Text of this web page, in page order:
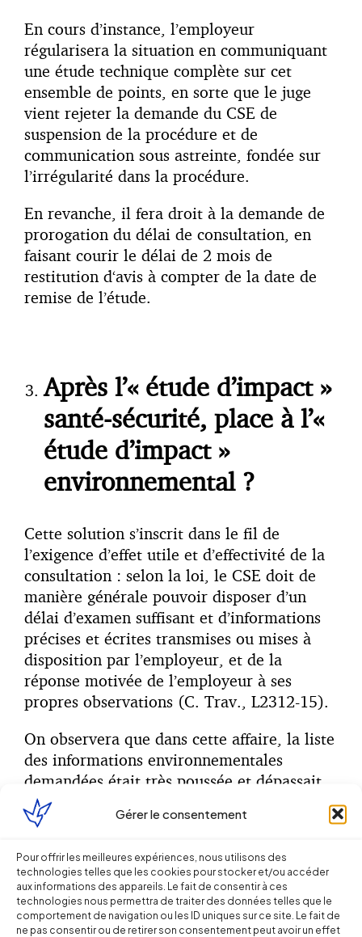
Gérer le consentement
Pour offrir les meilleures expériences, nous utilisons des
technologies telles que les cookies pour stocker et/ou accéder
aux informations des appareils. Le fait de consentir à ces
technologies nous permettra de traiter des données telles que le
comportement de navigation ou les ID uniques sur ce site. Le fait de
ne pas consentir ou de retirer son consentement peut avoir un effet
En cours d’instance, l’employeur
régularisera la situation en communiquant
une étude technique complète sur cet
ensemble de points, en sorte que le juge
vient rejeter la demande du CSE de
suspension de la procédure et de
communication sous astreinte, fondée sur
l’irrégularité dans la procédure.
En revanche, il fera droit à la demande de
prorogation du délai de consultation, en
faisant courir le délai de 2 mois de
restitution d‘avis à compter de la date de
remise de l’étude.
Après l’« étude d’impact »
santé-sécurité, place à l’«
étude d’impact »
environnemental ?
Cette solution s’inscrit dans le fil de
l’exigence d’effet utile et d’effectivité de la
consultation : selon la loi, le CSE doit de
manière générale pouvoir disposer d’un
délai d’examen suffisant et d’informations
précises et écrites transmises ou mises à
disposition par l’employeur, et de la
réponse motivée de l’employeur à ses
propres observations (C. Trav., L2312-15).
On observera que dans cette affaire, la liste
des informations environnementales
demandées était très poussée et dépassait
très largement le cadre des données mises à
dispositions via la BDESE (cf. C. trav.
A partir toutefois du moment où elles se
rattachaient bien point par point à la
mission et que le CSE les estimait